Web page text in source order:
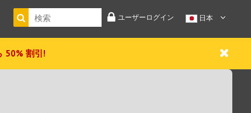
ユーザーログイン 日本
50% 割引!